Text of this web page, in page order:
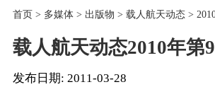
首页> 多媒体> 出版物 > 载人航天动态>
载人航天动态2010年第
发布日期: 2011-03-28